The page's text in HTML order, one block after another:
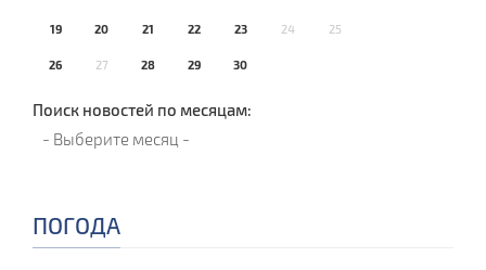
19 20 21 22 23 24 25
26 27 28 29 30
Поиск новостей по месяцам:
ПОГОДА